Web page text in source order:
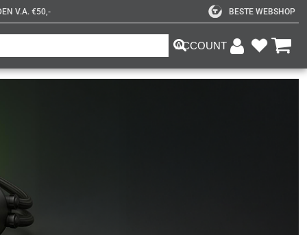
V.A. €50,- BESTE WEBSHOP
ACCOUNT